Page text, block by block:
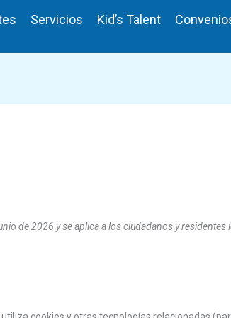
Servicios Kid’s Talent
de 2026 y se aplica a los ciudadanos y residentes